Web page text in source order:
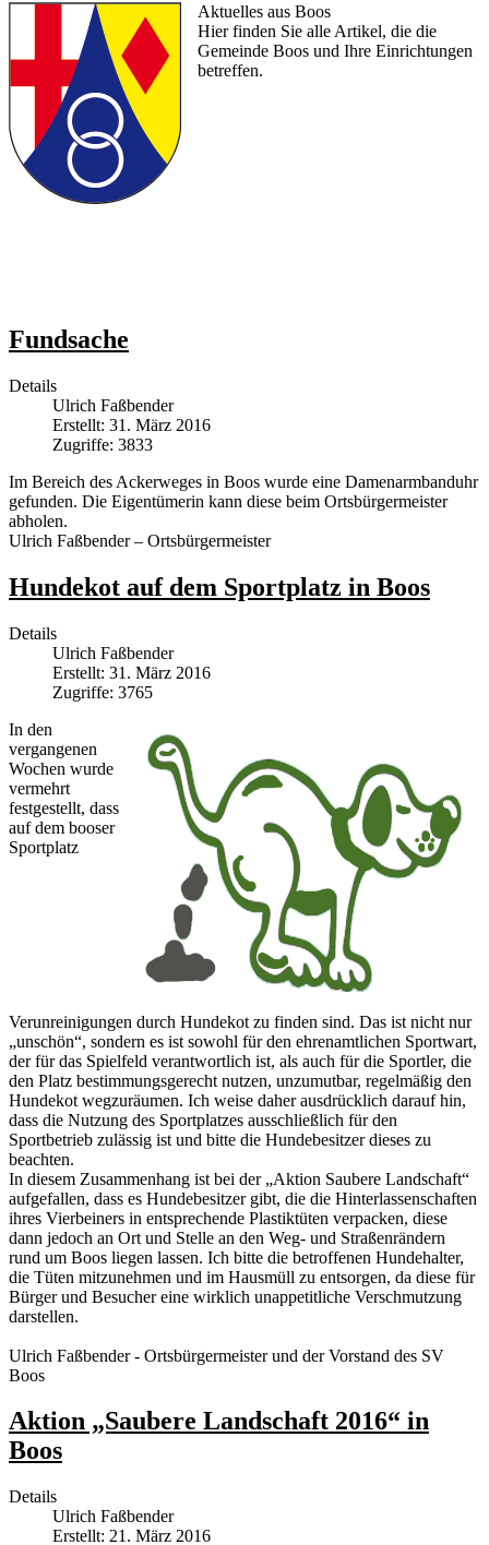
Aktuelles aus Boos
Hier finden Sie alle Artikel, die die
Gemeinde Boos und Ihre Einrichtungen
betreffen.
Fundsache
Details
Ulrich Faßbender
Erstellt: 31. März 2016
Zugriffe: 3833
Im Bereich des Ackerweges in Boos wurde eine Damenarmbanduhr
gefunden. Die Eigentümerin kann diese beim Ortsbürgermeister
abholen.
Ulrich Faßbender – Ortsbürgermeister
Hundekot auf dem Sportplatz in Boos
Details
Ulrich Faßbender
Erstellt: 31. März 2016
Zugriffe: 3765
In den
vergangenen
Wochen wurde
vermehrt
festgestellt, dass
auf dem booser
Sportplatz
Verunreinigungen durch Hundekot zu finden sind. Das ist nicht nur
„unschön“, sondern es ist sowohl für den ehrenamtlichen Sportwart,
der für das Spielfeld verantwortlich ist, als auch für die Sportler, die
den Platz bestimmungsgerecht nutzen, unzumutbar, regelmäßig den
Hundekot wegzuräumen. Ich weise daher ausdrücklich darauf hin,
dass die Nutzung des Sportplatzes ausschließlich für den
Sportbetrieb zulässig ist und bitte die Hundebesitzer dieses zu
beachten.
In diesem Zusammenhang ist bei der „Aktion Saubere Landschaft“
aufgefallen, dass es Hundebesitzer gibt, die die Hinterlassenschaften
ihres Vierbeiners in entsprechende Plastiktüten verpacken, diese
dann jedoch an Ort und Stelle an den Weg- und Straßenrändern
rund um Boos liegen lassen. Ich bitte die betroffenen Hundehalter,
die Tüten mitzunehmen und im Hausmüll zu entsorgen, da diese für
Bürger und Besucher eine wirklich unappetitliche Verschmutzung
darstellen.
Ulrich Faßbender - Ortsbürgermeister und der Vorstand des SV
Boos
Aktion „Saubere Landschaft 2016“ in
Boos
Details
Ulrich Faßbender
Erstellt: 21. März 2016